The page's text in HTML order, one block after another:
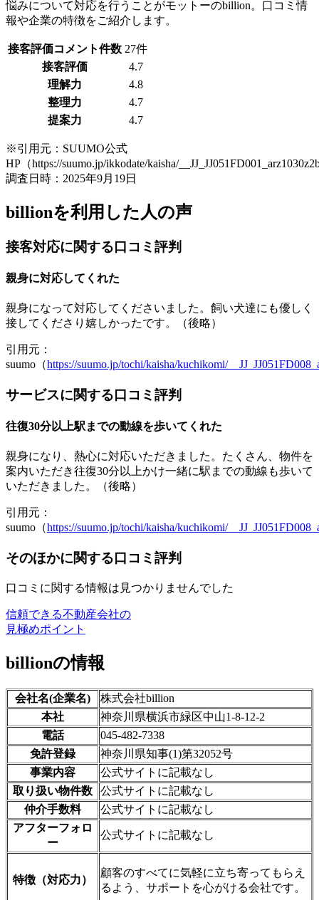
悩みについて対応を行うことがモットーのbillion。口コミ情
報や企業の特徴をご紹介します。
接客評価コメント件数 27件
接客評価
4.7
理解力
4.8
整理力
4.7
提案力
4.7
※引用元：SUUMO公式
HP（https://suumo.jp/ikkodate/kaisha/
調査日時：2025年9月19日
billionを利用した人の声
接客対応に関する口コミ評判
親身に対応してくれた
親身になって対応してくださいました。飼い犬達にも優しく
接してくださり嬉しかったです。（後略）
引用元：
suumo（https://suumo.jp/tochi/kaisha/kuchikomi/
サービスに関する口コミ評判
往復30分以上駅までの動線を歩いてくれた
親身になり、熱心に対応いただきました。たくさん、物件を
案内いただき往復30分以上かけ一緒に駅までの動線も歩いて
いただきました。（後略）
引用元：
suumo（https://suumo.jp/tochi/kaisha/kuchikomi/
そのほかに関する口コミ評判
口コミに関する情報は見つかりませんでした
信頼できる不動産会社の
見極めポイント
billionの情報
会社名(企業名)
株式会社billion
本社
神奈川県横浜市緑区中山1-8-12-2
電話
045-482-7338
免許登録
神奈川県知事(1)第32052号
事業内容
公式サイトに記載なし
取り扱い物件数
公式サイトに記載なし
仲介手数料
公式サイトに記載なし
アフターフォロ
ー
公式サイトに記載なし
特徴（対応力）
顧客のすべてに気軽に立ち寄ってもらえ
るよう、サポートを心がける会社です。